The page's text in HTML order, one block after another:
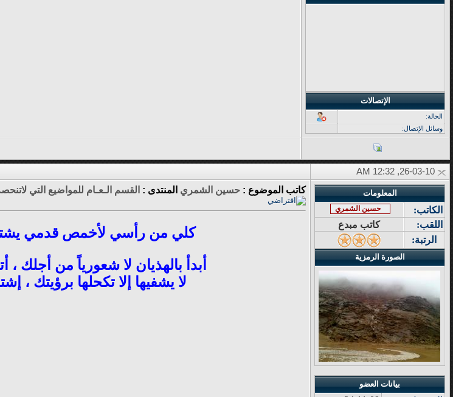
الإتصالات
الحالة:
وسائل الإتصال:
المعلومات
الكاتب: حسين الشمري
اللقب:
كاتب مبدع
الرتبة:
الصورة الرمزية
بيانات العضو
كاتب الموضوع : حسين الشمري المنتدى : القسم الـعـام للمواضيع التي
كلي من رأسي لأخمص قدمي
أبدأ بالهذيان لا شعورياً من أجلك
لا يشفيها إلا تكحلها برؤيتك